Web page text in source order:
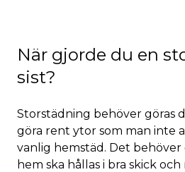
När gjorde du en
sist?
Storstädning behöver göras
göra rent ytor som man inte
vanlig hemstäd. Det
hem ska hållas i bra skick